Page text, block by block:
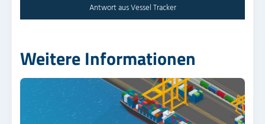
Antwort aus Vessel Tracker
Weitere Informationen